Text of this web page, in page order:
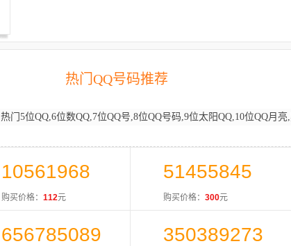
热门QQ号码推荐
热门5位QQ,6位数QQ,7位QQ号,8位QQ号码,9位太阳QQ,10位QQ月
10561968
购买价格： 112元
51455845
购买价格： 300元
656785089 350389273